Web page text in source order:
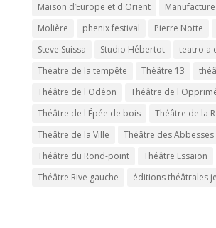
Maison d’Europe et d'Orient
Molière
phenix festival Pierre Notte
Steve Suissa
Studio Hébertot teatro a
Théatre de la tempête
Théâtre 13
Théâtre de l'Odéon
Théâtre de
Théâtre de l'Épée de bois
Théâtre de la
Théâtre de la Ville
Théâtre des Abbesses
Théâtre du Rond-point
Théâtre Essaïon
Théâtre Rive gauche
éditions théâtrales